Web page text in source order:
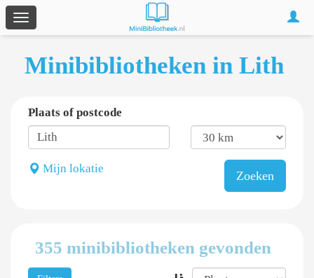
Toggle
navigation
Minibibliotheken in Lith
Plaats of postcode
Mijn lokatie
Zoeken
355 minibibliotheken gevonden